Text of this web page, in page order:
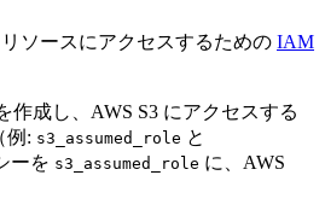
ソースにアクセスするための IAM
作成し、AWS S3 にアクセスする
例: s3_assumed_role と
ーを s3_assumed_role に、AWS